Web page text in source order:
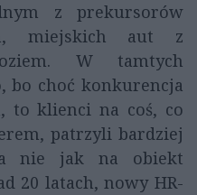
z prekursorów
miejskich aut z
W tamtych
bo choć konkurencja
to klienci na coś, co
patrzyli bardziej
nie jak na obiekt
20 latach, nowy HR-